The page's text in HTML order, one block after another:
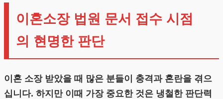
이혼소장 법원 문서 접수 시점
의 현명한 판단
이혼 소장 받았을 때 많은 분들이 충격과 혼란을 겪으
십니다. 하지만 이때 가장 중요한 것은 냉철한 판단력